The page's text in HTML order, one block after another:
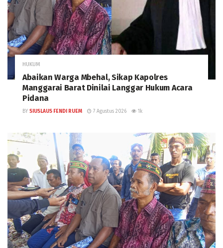
HUKUM
Abaikan Warga Mbehal, Sikap Kapolres
Manggarai Barat Dinilai Langgar Hukum Acara
Pidana
BY SIUSLAUS FENDI RUEM 7 Agustus 2026 1k